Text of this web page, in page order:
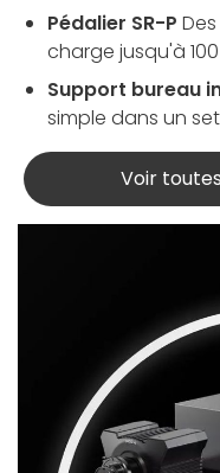
Pédalier SR-P
charge jusqu'à
Support bureau
simple dans un
Voir